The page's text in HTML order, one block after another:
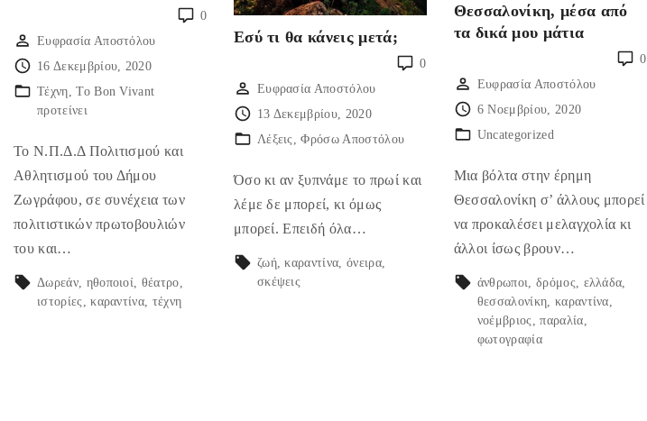
0
Ευφρασία Αποστόλου
16 Δεκεμβρίου, 2020
Τέχνη
Το Bon Vivant
προτείνει
Το Ν.Π.Δ.Δ Πολιτισμού και
Αθλητισμού του Δήμου
Ζωγράφου, σε συνέχεια των
πολιτιστικών πρωτοβουλιών
του και…
Δωρεάν ηθοποιοί θέατρο
ιστορίες
καραντίνα τέχνη
Εσύ τι θα κάνεις μετά;
0
Ευφρασία Αποστόλου
13 Δεκεμβρίου, 2020
Λέξεις
Φρόσω Αποστόλου
Όσο κι αν ξυπνάμε το πρωί και
λέμε δε μπορεί, κι όμως
μπορεί. Επειδή όλα…
ζωή καραντίνα
όνειρα
σκέψεις
Θεσσαλονίκη, μέσα από
τα δικά μου μάτια
0
Ευφρασία Αποστόλου
6 Νοεμβρίου, 2020
Uncategorized
Μια βόλτα στην έρημη
Θεσσαλονίκη σ’ άλλους μπορεί
να προκαλέσει μελαγχολία κι
άλλοι ίσως βρουν…
άνθρωποι δρόμος
ελλάδα
θεσσαλονίκη καραντίνα
νοέμβριος
παραλία
φωτογραφία